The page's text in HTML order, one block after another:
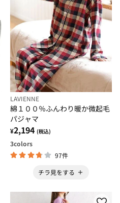
LAVIENNE
綿１００％ふんわり暖か微起毛
パジャマ
¥2,194 (税込)
3colors
97件
チラ見をする